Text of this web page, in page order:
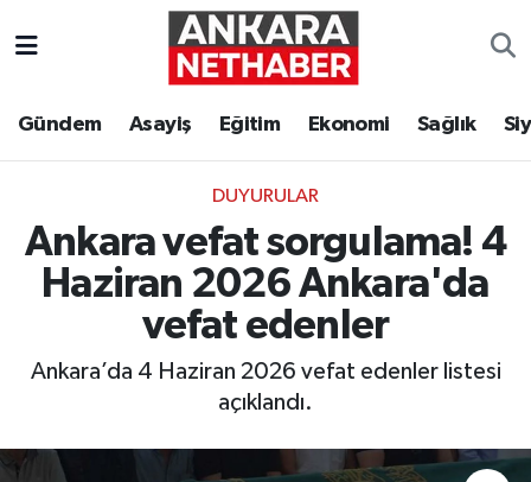
Gündem Asayiş Eğitim Ekonomi Sağlık
DUYURULAR
Ankara vefat sorgulama! 4
Haziran 2026 Ankara'da
vefat edenler
Ankara’da 4 Haziran 2026 vefat edenler listesi
açıklandı.
Ekonomi
Gündem
Resmi İlanlar
Ankara Hava Durumu
Tüm Manşetler
Son Dakika Haberleri